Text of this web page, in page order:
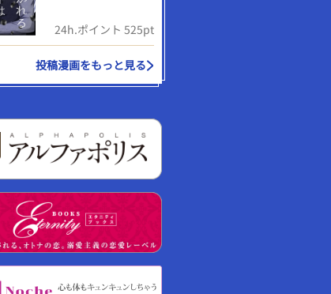
24h.ポイント 525pt
投稿漫画をもっと見る